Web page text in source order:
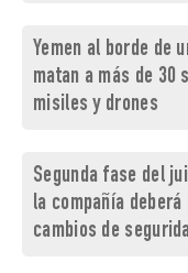
Yemen al borde de
matan a más de 30
misiles y drones
Segunda fase del
la compañía
cambios de